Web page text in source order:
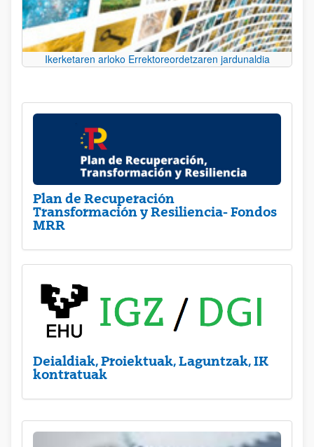
Ikerketaren arloko Errektoreordetzaren jardunaldia
Plan de Recuperación
Transformación y Resiliencia- Fondos
MRR
Deialdiak, Proiektuak, Laguntzak, IK
kontratuak